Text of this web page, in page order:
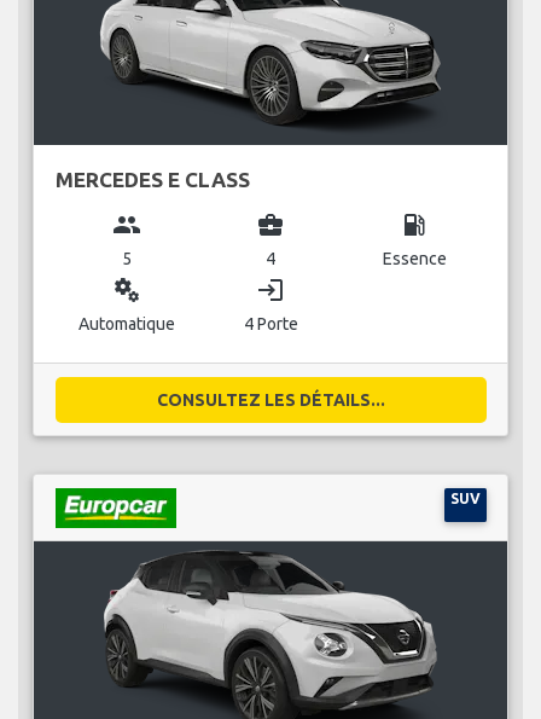
MERCEDES E CLASS
group
5
business_center
4
local_gas_station
Essence
miscellaneous_services
Automatique
login
4 Porte
CONSULTEZ LES DÉTAILS...
SUV